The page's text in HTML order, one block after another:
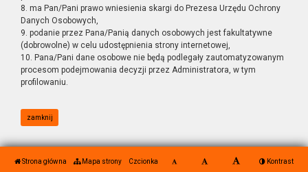
8. ma Pan/Pani prawo wniesienia skargi do Prezesa Urzędu Ochrony
Danych Osobowych,
9. podanie przez Pana/Panią danych osobowych jest fakultatywne
(dobrowolne) w celu udostępnienia strony internetowej,
10. Pana/Pani dane osobowe nie będą podlegały zautomatyzowanym
procesom podejmowania decyzji przez Administratora, w tym
profilowaniu.
zamknij
Strona główna Mapa strony Czcionka Kontrast